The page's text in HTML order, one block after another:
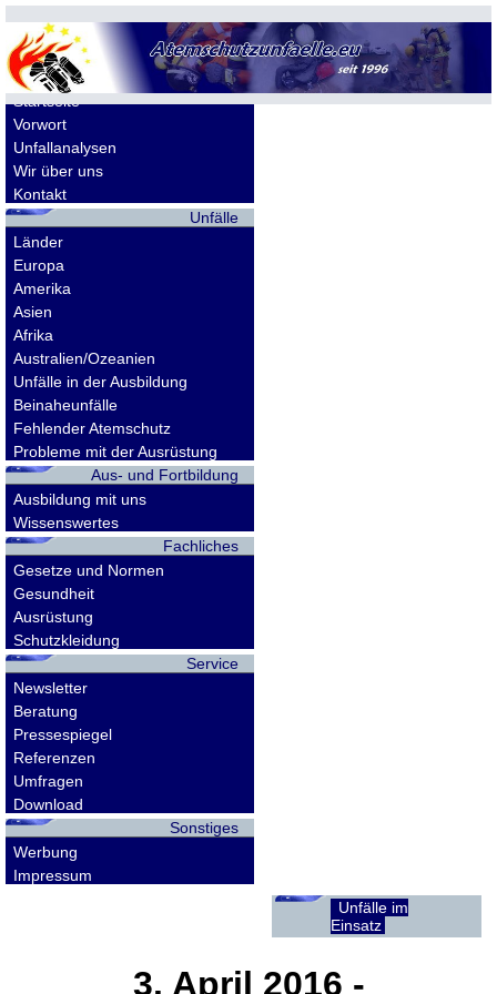
Allgemeines
Startseite
Vorwort
Unfallanalysen
Wir über uns
Kontakt
Unfälle
Länder
Europa
Amerika
Asien
Afrika
Australien/Ozeanien
Unfälle in der Ausbildung
Beinaheunfälle
Fehlender Atemschutz
Probleme mit der Ausrüstung
Aus- und Fortbildung
Ausbildung mit uns
Wissenswertes
Fachliches
Gesetze und Normen
Gesundheit
Ausrüstung
Schutzkleidung
Service
Newsletter
Beratung
Pressespiegel
Referenzen
Umfragen
Download
Sonstiges
Werbung
Impressum
Unfälle im
Einsatz
3. April 2016 -